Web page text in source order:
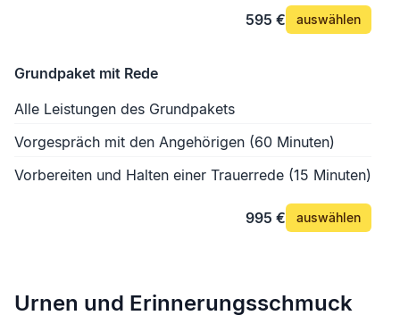
595 € auswählen
Grundpaket mit Rede
Alle Leistungen des Grundpakets
Vorgespräch mit den Angehörigen (60 Minuten)
Vorbereiten und Halten einer Trauerrede (15 Minuten)
995 € auswählen
Urnen und Erinnerungsschmuck